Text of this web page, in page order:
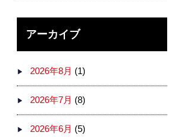
アーカイブ
2026年8月 (1)
2026年7月 (8)
2026年6月 (5)